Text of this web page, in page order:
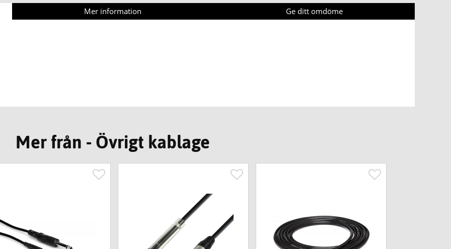
Mer information Ge ditt omdöme
Mer från - Övrigt kablage